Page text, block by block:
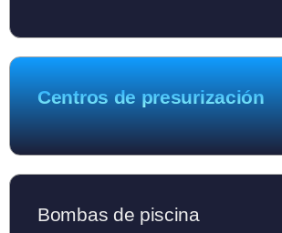
Centros de presurización
Bombas de piscina